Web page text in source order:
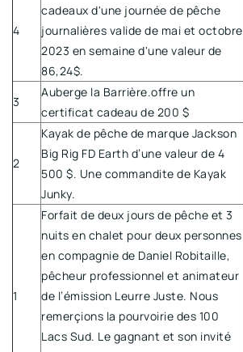
4
cadeaux d'une journée de pêche
journalières valide de mai et octobre
2023 en semaine d'une valeur de
86,24$.
3
Auberge la Barrière.offre un
certificat cadeau de 200 $
2
Kayak de pêche de marque Jackson
Big Rig FD Earth d’une valeur de 4
500 $. Une commandite de Kayak
Junky.
1
Forfait de deux jours de pêche et 3
nuits en chalet pour deux personnes
en compagnie de Daniel Robitaille,
pêcheur professionnel et animateur
de l’émission Leurre Juste. Nous
remerçions la pourvoirie des 100
Lacs Sud. Le gagnant et son invité